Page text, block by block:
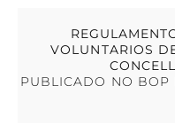
VOLUNTARIOS
PUBLICADO NO BOP